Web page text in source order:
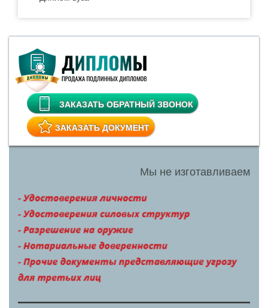
ЗАКАЗАТЬ ОБРАТНЫЙ ЗВОНОК
ЗАКАЗАТЬ ДОКУМЕНТ
Мы не изготавливаем